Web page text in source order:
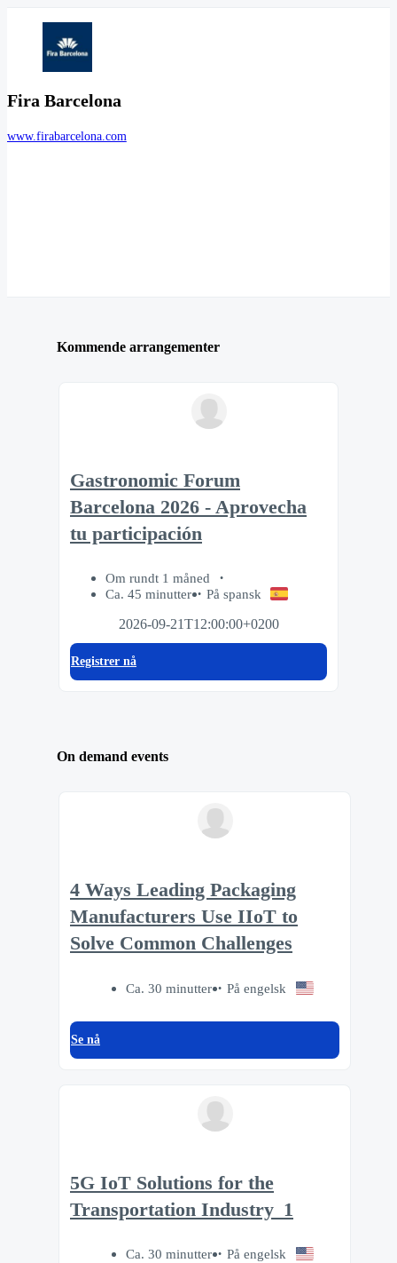
Fira Barcelona
www.firabarcelona.com
Kommende arrangementer
Gastronomic Forum
Barcelona 2026 - Aprovecha
tu participación
Om rundt 1 måned
Ca. 45 minutter
På spansk
2026-09-21T12:00:00+0200
Registrer nå
On demand events
4 Ways Leading Packaging
Manufacturers Use IIoT to
Solve Common Challenges
Ca. 30 minutter På engelsk
Se nå
5G IoT Solutions for the
Transportation Industry_1
Ca. 30 minutter På engelsk